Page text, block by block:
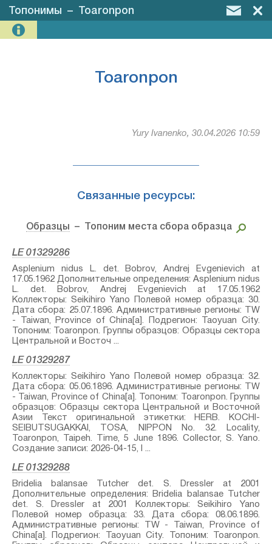
Топонимы – Toaronpon
Toaronpon
Yury Ivanenko, 30.04.2026 10:59
Связанные ресурсы:
Образцы – Топоним места сбора образца
LE 01329286
Asplenium nidus L.⁣ det. Bobrov, Andrej Evgenievich at
17.05.1962 Дополнительные определения: Asplenium nidus
L.⁣ det. Bobrov, Andrej Evgenievich at 17.05.1962
Коллекторы: Seikihiro Yano Полевой номер образца: 30.
Дата сбора: 25.07.1896. Административные регионы: TW
- Taiwan, Province of China[a]. Подрегион: Taoyuan City.
Топоним: Toaronpon. Группы образцов: Образцы сектора
Центральной и Восточ ...
LE 01329287
Коллекторы: Seikihiro Yano Полевой номер образца: 32.
Дата сбора: 05.06.1896. Административные регионы: TW
- Taiwan, Province of China[a]. Топоним: Toaronpon. Группы
образцов: Образцы сектора Центральной и Восточной
Азии Текст оригинальной этикетки: HERB. KOCHI-
SEIBUTSUGAKKAI, TOSA, NIPPON No. 32. Locality,
Toaronpon, Taipeh. Time, 5 June 1896. Collector, S. Yano.
Создание записи: 2026-04-15, I ...
LE 01329288
Bridelia balansae Tutcher⁣ det. S. Dressler at 2001
Дополнительные определения: Bridelia balansae Tutcher⁣
det. S. Dressler at 2001 Коллекторы: Seikihiro Yano
Полевой номер образца: 33. Дата сбора: 08.06.1896.
Административные регионы: TW - Taiwan, Province of
China[a]. Подрегион: Taoyuan City. Топоним: Toaronpon.